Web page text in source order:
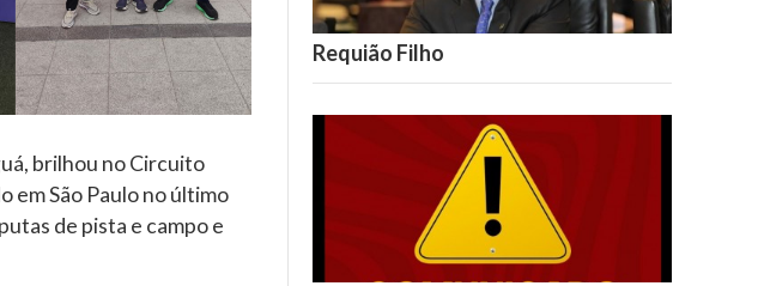
brilhou no Circuito
em São Paulo no último
de pista e campo e
Requião Filho